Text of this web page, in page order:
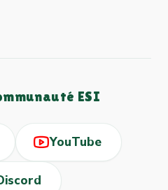
ESI
YouTube